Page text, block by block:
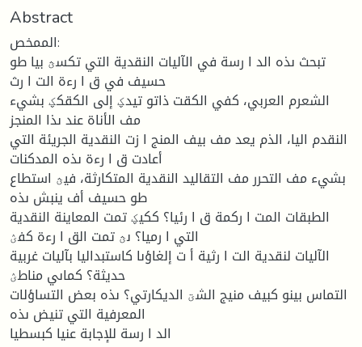
Abstract
الممخص:
تبحث ىذه الد ا رسة في الآليات النقدية التي تكسؿ بيا طو
حسيف في ق ا رءة الت ا رث
الشعرم العربي، كفي الكقت ذاتو تيدؼ إلى الكقكؼ بشيء
مف الأناة عند ىذا المنجز
النقدم اليا، الذم يعد مف بيف المنج ا زت النقدية الجريئة التي
أعادت ق ا رءة ىذه المدكنات
بشيء مف التحرر مف التقاليد النقدية المتكارثة، فيؿ استطاع
طو حسيف أف ينبش ىذه
الطبقات المت ا ركمة ق ا رئيا؟ ككيؼ تمت المعاينة النقدية
التي ا رميا؟ ىؿ تمت الق ا رءة كفؽ
الآليات لنقدية الت ا رثية أ ت إلغاؤىا كاستبداليا بآليات غربية
حديثة؟ كماىي مناطؽ
التماس بينو كبيف منيج الشؾ الديكارتي؟ ىذه بعض التساؤلات
المعرفية التي تنيض ىذه
الد ا رسة للإجابة عنيا كبسطيا